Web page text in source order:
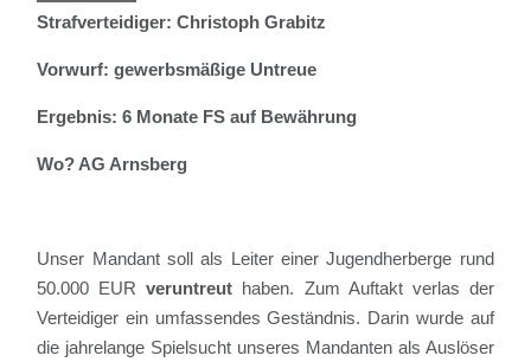
Strafverteidiger: Christoph Grabitz
Vorwurf: gewerbsmäßige Untreue
Ergebnis: 6 Monate FS auf Bewährung
Wo? AG Arnsberg
Unser Mandant soll als Leiter einer Jugendherberge rund
50.000 EURveruntreut haben. Zum Auftakt verlas der
Verteidiger ein umfassendes Geständnis. Darin wurde auf
die jahrelange Spielsucht unseres Mandanten als Auslöser